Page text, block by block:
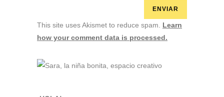
This site uses Akismet to reduce spam. Learn
how your comment data is processed.